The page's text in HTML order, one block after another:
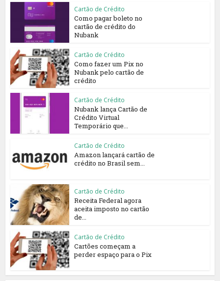
Cartão de Crédito
Como pagar boleto no
cartão de crédito do
Nubank
Cartão de Crédito
Como fazer um Pix no
Nubank pelo cartão de
crédito
Cartão de Crédito
Nubank lança Cartão de
Crédito Virtual
Temporário que...
Cartão de Crédito
Amazon lançará cartão de
crédito no Brasil sem...
Cartão de Crédito
Receita Federal agora
aceita imposto no cartão
de...
Cartão de Crédito
Cartões começam a
perder espaço para o Pix